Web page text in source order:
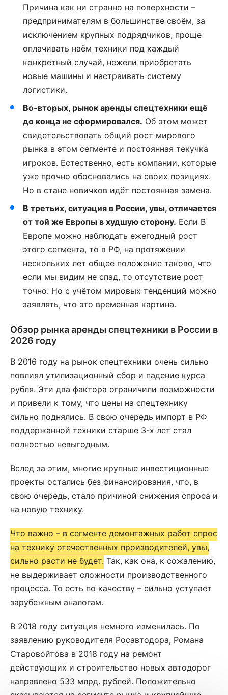
Причина как ни странно на поверхности –
предпринимателям в большинстве своём, за
исключением крупных подрядчиков, проще
оплачивать наём техники под каждый
конкретный случай, нежели приобретать
новые машины и настраивать систему
логистики.
Во-вторых, рынок аренды спецтехники ещё
до конца не сформировался. Об этом может
свидетельствовать общий рост мирового
рынка в этом сегменте и постоянная текучка
игроков. Естественно, есть компании, которые
уже прочно обосновались на своих позициях.
Но в стане новичков идёт постоянная замена.
В третьих, ситуация в России, увы, отличается
от той же Европы в худшую сторону. Если В
Европе можно наблюдать ежегодный рост
этого сегмента, то в РФ, на протяжении
нескольких лет общее положение таково, что
если мы видим не спад, то отсутствие рост
точно. Но с учётом мировых тенденций можно
заявлять, что это временная картина.
Обзор рынка аренды спецтехники в России в
2026 году
В 2016 году на рынок спецтехники очень сильно
повлиял утилизационный сбор и падение курса
рубля. Эти два фактора ограничили возможности
и привели к тому, что цены на спецтехнику
сильно поднялись. В свою очередь импорт в РФ
поддержанной техники старше 3-х лет стал
полностью невыгодным.
Вслед за этим, многие крупные инвестиционные
проекты остались без финансирования, что, в
свою очередь, стало причиной снижения спроса и
на новую технику.
Что важно – в сегменте демонтажных работ спрос
на технику отечественных производителей, увы,
сильно расти не будет. Так, как она, к сожалению,
не выдерживает сложности производственного
процесса. То есть по качеству – сильно уступает
зарубежным аналогам.
В 2018 году ситуация немного изменилась. По
заявлению руководителя Росавтодора, Романа
Старовойтова в 2018 году на ремонт
действующих и строительство новых автодорог
направлено 533 млрд. рублей. Положительно